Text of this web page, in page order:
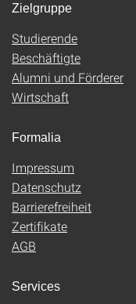
Zielgruppe
Studierende
Beschäftigte
Alumni und Förderer
Wirtschaft
Formalia
Impressum
Datenschutz
Barrierefreiheit
Zertifikate
AGB
Services